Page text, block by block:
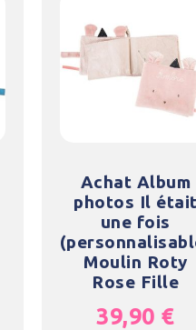
Achat Album
photos Il
une fois
Moulin Roty
Rose Fille
39,90 €